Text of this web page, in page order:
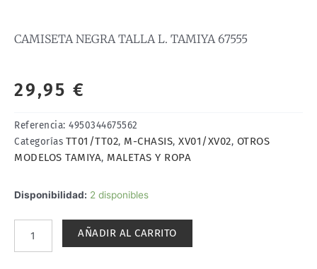
CAMISETA NEGRA TALLA L. TAMIYA 67555
29,95 €
Referencia: 4950344675562
Categorías TT01/TT02, M-CHASIS, XV01/XV02, OTROS
MODELOS TAMIYA, MALETAS Y ROPA
Disponibilidad: 2 disponibles
CAMISETA
AÑADIR AL CARRITO